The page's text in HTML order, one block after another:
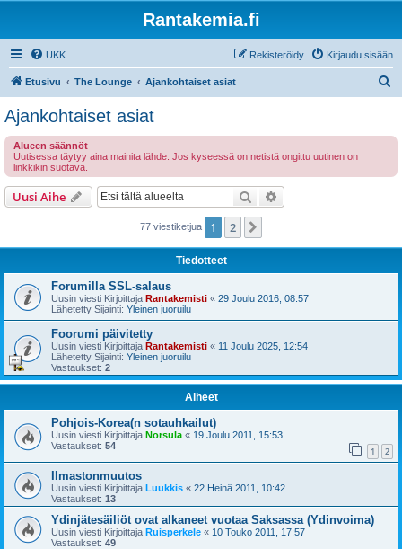
Rantakemia.fi
UKK Kirjaudu sisään
Rekisteröidy
Etusivu The Lounge Ajankohtaiset asiat
Ajankohtaiset asiat
Alueen säännöt
Uutisessa täytyy aina mainita lähde. Jos kyseessä on netistä ongittu uutinen on
linkkikin suotava.
Uusi Aihe Etsi
77 viestiketjua 1 2
Tiedotteet
Forumilla SSL-salaus
Uusin viesti Kirjoittaja Rantakemisti « 29 Joulu 2016, 08:57
Lähetetty Sijainti: Yleinen juoruilu
Foorumi päivitetty
Uusin viesti Kirjoittaja Rantakemisti « 11 Joulu 2025, 12:54
Lähetetty Sijainti: Yleinen juoruilu
Vastaukset: 2
Aiheet
Pohjois-Korea(n sotauhkailut)
Uusin viesti Kirjoittaja Norsula « 19 Joulu 2011, 15:53
Vastaukset: 54 1 2
Ilmastonmuutos
Uusin viesti Kirjoittaja Luukkis « 22 Heinä 2011, 10:42
Vastaukset: 13
Ydinjätesäiliöt ovat alkaneet vuotaa Saksassa (Ydinvoima)
Uusin viesti Kirjoittaja Ruisperkele « 10 Touko 2011, 17:57
Vastaukset: 49